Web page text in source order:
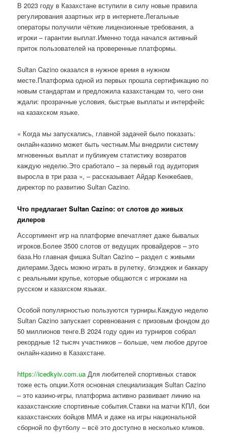
В 2023 году в Казахстане вступили в силу новые правила
регулирования азартных игр в интернете.Легальные
операторы получили чёткие лицензионные требования, а
игроки – гарантии выплат.Именно тогда начался активный
приток пользователей на проверенные платформы.
Sultan Cazino оказался в нужное время в нужном
месте.Платформа одной из первых прошла сертификацию по
новым стандартам и предложила казахстанцам то, чего они
ждали: прозрачные условия, быстрые выплаты и интерфейс
на казахском языке.
« Когда мы запускались, главной задачей было показать:
онлайн-казино может быть честным.Мы внедрили систему
мгновенных выплат и публикуем статистику возвратов
каждую неделю.Это сработало – за первый год аудитория
выросла в три раза », – рассказывает Айдар Кенжебаев,
директор по развитию Sultan Cazino.
Что предлагает Sultan Cazino: от слотов до живых
дилеров
Ассортимент игр на платформе впечатляет даже бывалых
игроков.Более 3500 слотов от ведущих провайдеров – это
база.Но главная фишка Sultan Cazino – раздел с живыми
дилерами.Здесь можно играть в рулетку, блэкджек и баккару
с реальными крупье, которые общаются с игроками на
русском и казахском языках.
Особой популярностью пользуются турниры.Каждую неделю
Sultan Cazino запускает соревнования с призовым фондом до
50 миллионов тенге.В 2024 году один из турниров собрал
рекордные 12 тысяч участников – больше, чем любое другое
онлайн-казино в Казахстане.
https://icedkyiv.com.ua Для любителей спортивных ставок
тоже есть опции.Хотя основная специализация Sultan Cazino
– это казино-игры, платформа активно развивает линию на
казахстанские спортивные события.Ставки на матчи КПЛ, бои
казахстанских бойцов ММА и даже на игры национальной
сборной по футболу – всё это доступно в несколько кликов.